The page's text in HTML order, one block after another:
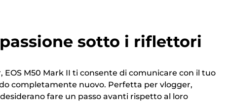
sotto i riflettori
EOS M50 Mark II ti consente di comunicare con il tuo
completamente nuovo. Perfetta per vlogger,
fare un passo avanti rispetto al loro